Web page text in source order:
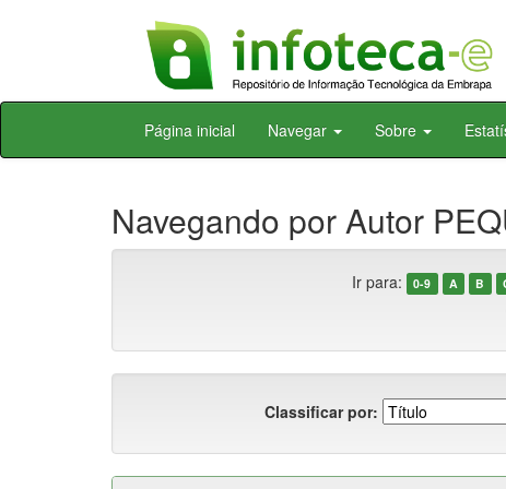
Skip
Página inicial Navegar Sobre
Navegando por Autor
Ir para: 0-9 A B
Classificar por: